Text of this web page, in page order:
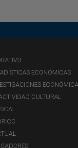
ECONÓMICAS
CULTURAL